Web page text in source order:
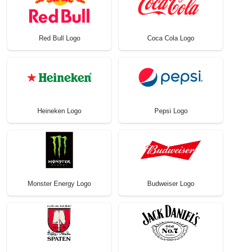
Red Bull Logo Coca Cola Logo
Heineken Logo Pepsi Logo
Monster Energy Logo Budweiser Logo